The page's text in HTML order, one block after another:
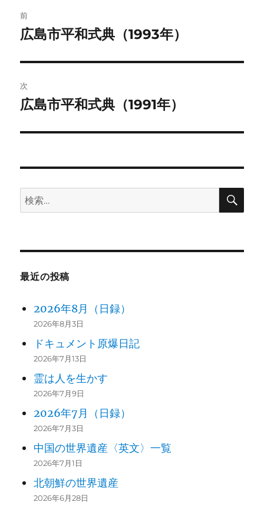
稿
ビ
ゲ
ー
ン
前
前
投
稿:
広島市平和式典（1993年）
次
次
投
広島市平和式典（1991年）
検
索:
検
最近の投稿
2026年8月（日録）
2026年8月3日
ドキュメント原爆日記
2026年7月13日
霊は人を生かす
2026年7月9日
2026年7月（日録）
2026年7月3日
中国の世界遺産〈英文〉一覧
2026年7月1日
北朝鮮の世界遺産
2026年6月28日